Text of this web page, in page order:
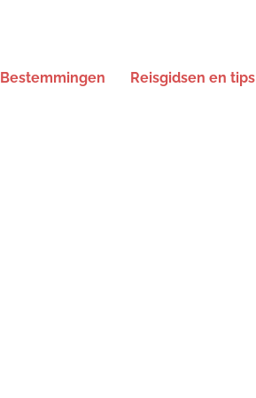
Bestemmingen Reisgidsen en tips